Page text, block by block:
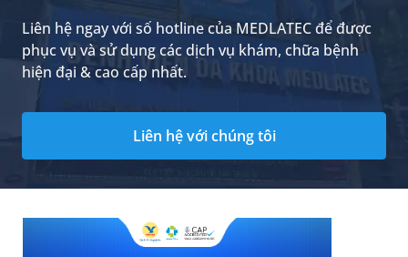
Liên hệ ngay với số hotline của MEDLATEC để được
phục vụ và sử dụng các dịch vụ khám, chữa bệnh
hiện đại & cao cấp nhất.
Liên hệ với chúng tôi